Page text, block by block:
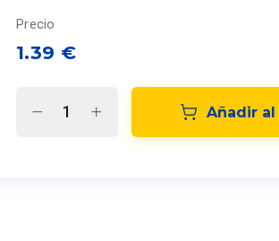
Precio
1.39 €
Añadir